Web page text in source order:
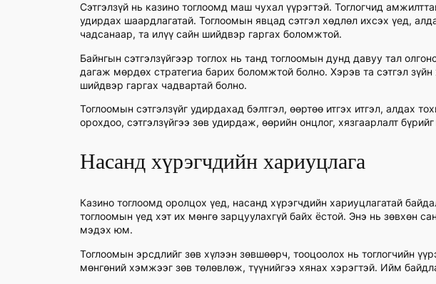
Сэтгэлзүй нь казино тоглоомд маш чухал үүрэгтэй. Тоглогчид
удирдах шаардлагатай. Тоглоомын явцад сэтгэл хөдлөл ихсэх үед,
чадсанаар, та илүү сайн шийдвэр гаргах боломжтой.
Байнгын сэтгэлзүйгээр тоглох нь танд тоглоомын дунд давуу тал
дагаж мөрдөх стратегиа барих боломжтой болно. Хэрэв та сэтгэл
шийдвэр гаргах чадвартай болно.
Тоглоомын сэтгэлзүйг удирдахад бэлтгэл, өөртөө итгэх итгэл, алдах
орохдоо, сэтгэлзүйгээ зөв удирдаж, өөрийн онцлог, хязгаарлалт
Насанд хүрэгчдийн хариуцлага
Казино тоглоомд оролцох үед, насанд хүрэгчдийн хариуцлагатай
тоглоомын үед хэт их мөнгө зарцуулахгүй байх ёстой. Энэ нь зөвхөн
мэдэх юм.
Тоглоомын эрсдлийг зөв хүлээн зөвшөөрч, тооцоолох нь тоглогчийн
мөнгөний хэмжээг зөв төлөвлөж, түүнийгээ хянах хэрэгтэй. Ийм